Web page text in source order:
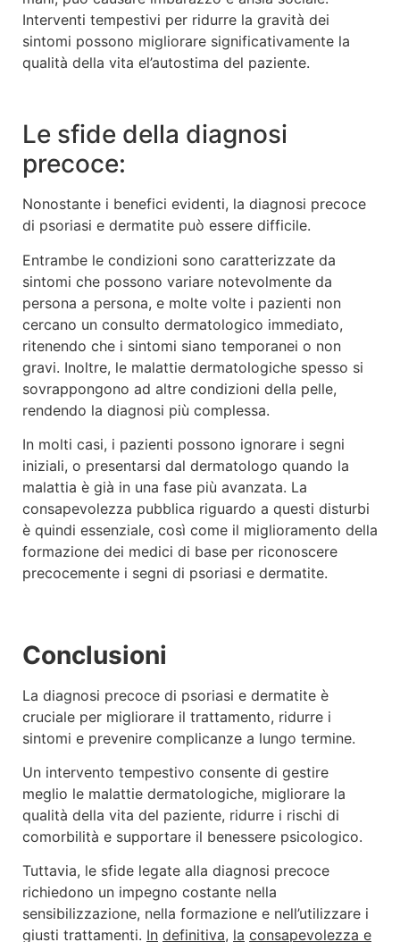
Interventi tempestivi per ridurre la gravità dei
sintomi possono migliorare significativamente la
qualità della vita el’autostima del paziente.
Le sfide della diagnosi
precoce:
Nonostante i benefici evidenti, la diagnosi precoce
di psoriasi e dermatite può essere difficile.
Entrambe le condizioni sono caratterizzate da
sintomi che possono variare notevolmente da
persona a persona, e molte volte i pazienti non
cercano un consulto dermatologico immediato,
ritenendo che i sintomi siano temporanei o non
gravi. Inoltre, le malattie dermatologiche spesso si
sovrappongono ad altre condizioni della pelle,
rendendo la diagnosi più complessa.
In molti casi, i pazienti possono ignorare i segni
iniziali, o presentarsi dal dermatologo quando la
malattia è già in una fase più avanzata. La
consapevolezza pubblica riguardo a questi disturbi
è quindi essenziale, così come il miglioramento della
formazione dei medici di base per riconoscere
precocemente i segni di psoriasi e dermatite.
Conclusioni
La diagnosi precoce di psoriasi e dermatite è
cruciale per migliorare il trattamento, ridurre i
sintomi e prevenire complicanze a lungo termine.
Un intervento tempestivo consente di gestire
meglio le malattie dermatologiche, migliorare la
qualità della vita del paziente, ridurre i rischi di
comorbilità e supportare il benessere psicologico.
Tuttavia, le sfide legate alla diagnosi precoce
richiedono un impegno costante nella
sensibilizzazione, nella formazione e nell’utilizzare i
giusti trattamenti. In definitiva, la consapevolezza e